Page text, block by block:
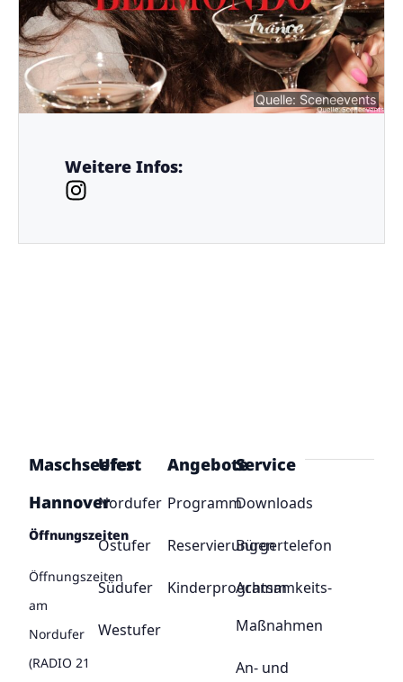
Quelle: Sceneevents
Weitere Infos:
Maschseefest
Hannover
Öffnungszeiten
Öffnungszeiten
am
Nordufer
(RADIO 21
Ufer
Nordufer
Ostufer
Südufer
Westufer
Angebote
Programm
Reservierungen
Kinderprogramm
Service
Downloads
Bürgertelefon
Achtsamkeits-
Maßnahmen
An- und